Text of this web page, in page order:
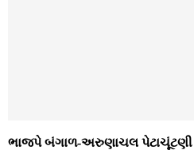
ભાજપે બંગાળ-અરુણાચલ પેટાચૂંટણી